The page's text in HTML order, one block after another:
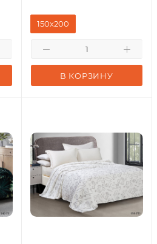
В КОРЗИНУ
150х200